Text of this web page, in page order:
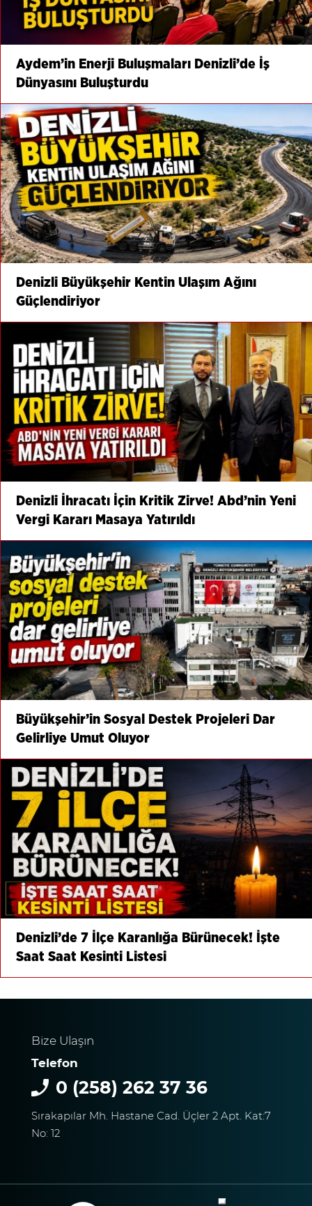
Aydem’in Enerji Buluşmaları Denizli’de İş
Dünyasını Buluşturdu
Denizli Büyükşehir Kentin Ulaşım Ağını
Güçlendiriyor
Denizli İhracatı İçin Kritik Zirve! Abd’nin Yeni
Vergi Kararı Masaya Yatırıldı
Büyükşehir’in Sosyal Destek Projeleri Dar
Gelirliye Umut Oluyor
Denizli’de 7 İlçe Karanlığa Bürünecek! İşte
Saat Saat Kesinti Listesi
Bize Ulaşın
Telefon
0 (258) 262 37 36
Sırakapılar Mh. Hastane Cad. Üçler 2 Apt. Kat:7
No: 12